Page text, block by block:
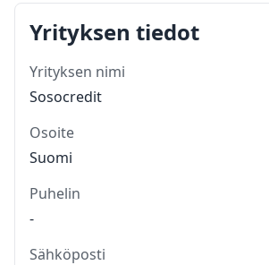
Yrityksen tiedot
Yrityksen nimi
Sosocredit
Osoite
Suomi
Puhelin
-
Sähköposti